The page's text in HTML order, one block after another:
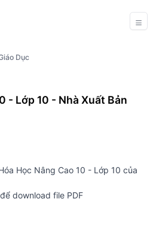
Dục
- Lớp 10 - Nhà Xuất Bản
Học Nâng Cao 10 - Lớp 10 của
download file PDF